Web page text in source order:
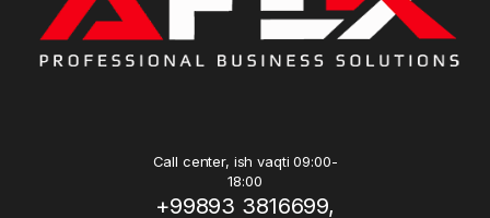
Call center, ish vaqti 09:00-
18:00
+99893 3816699,